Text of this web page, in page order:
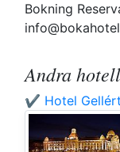
Bokning
Andra
✔️ Hotel